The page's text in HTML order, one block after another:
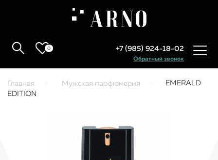
0 +7 (985) 924-18-02
Обратный звонок
Главная Мужская парфюмерия
EMERALD
EDITION